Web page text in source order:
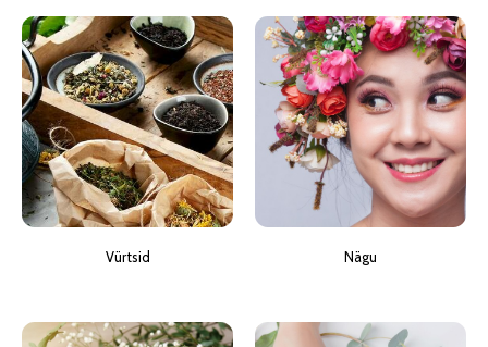
Vürtsid Nägu